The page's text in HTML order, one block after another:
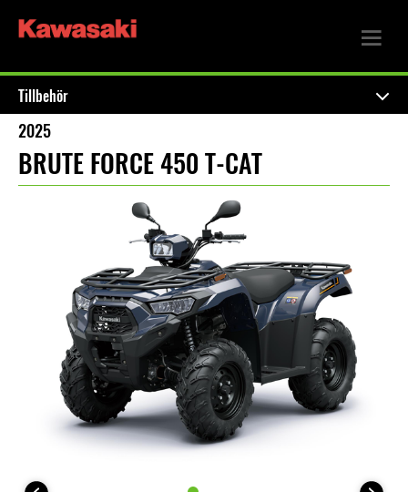
Tillbehör
2025
BRUTE FORCE 450 T-CAT